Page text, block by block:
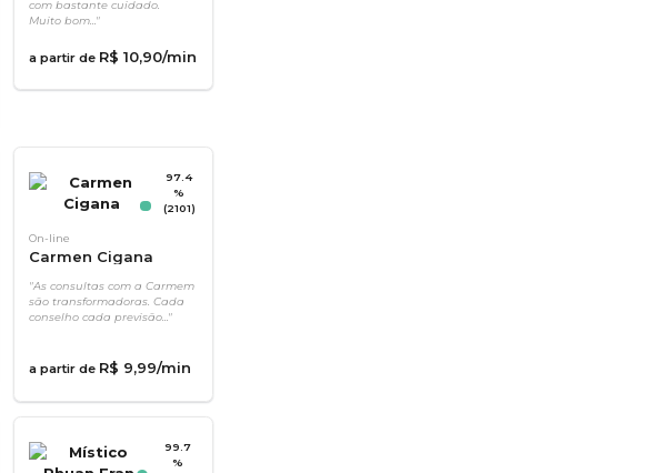
com bastante cuidado.
Muito bom..."
a partir de R$ 10,90/min
97.4
%
(2101)
On-line
Carmen Cigana
"As consultas com a Carmem
são transformadoras. Cada
conselho cada previsão..."
a partir de R$ 9,99/min
99.7
%